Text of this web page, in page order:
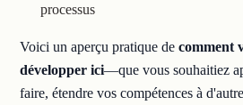
processus
Voici un aperçu pratique decomment
développer ici—que vous souhaitiez
faire, étendre vos compétences à